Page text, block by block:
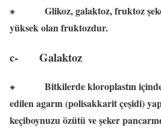
⁕
Glikoz, galaktoz, fruktoz
yüksek olan fruktozdur.
c- Galaktoz
⁕
Bitkilerde kloroplastın
edilen agarın (polisakkarit çeşidi)
keçiboynuzu özütü ve şeker